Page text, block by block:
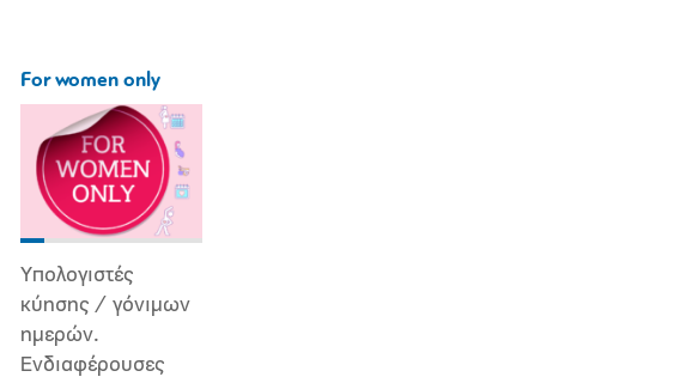
For women only
Υπολογιστές
κύησης / γόνιμων
ημερών.
Ενδιαφέρουσες